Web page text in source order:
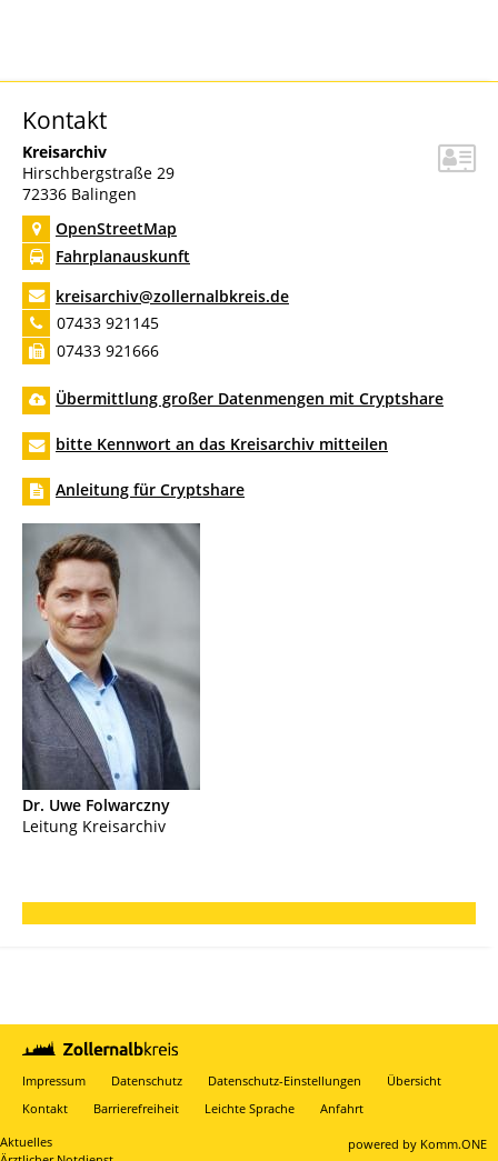
Kontakt
Kreisarchiv
Hirschbergstraße 29
72336 Balingen
OpenStreetMap
Fahrplanauskunft
kreisarchiv@zollernalbkreis.de
07433 921145
07433 921666
Übermittlung großer Datenmengen mit Cryptshare
bitte Kennwort an das Kreisarchiv mitteilen
Anleitung für Cryptshare
Dr. Uwe Folwarczny
Leitung Kreisarchiv
Impressum Datenschutz Datenschutz-Einstellungen
Übersicht
Kontakt
Barrierefreiheit Leichte Sprache Anfahrt
powered by Komm.ONE
Aktuelles